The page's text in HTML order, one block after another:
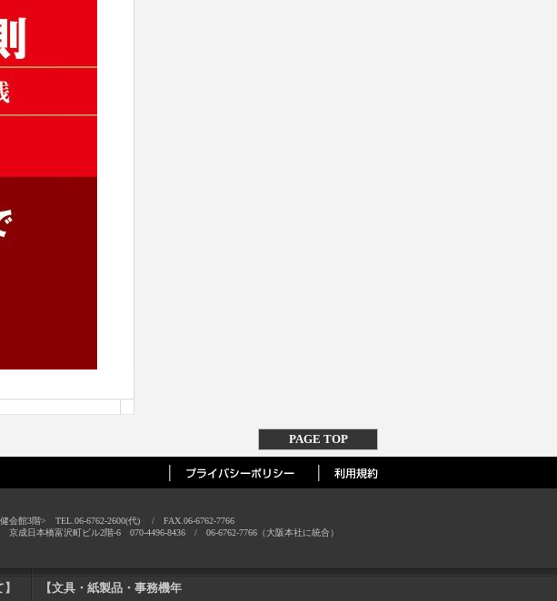
PAGE TOP
健会館3階> TEL.06-6762-2600(代) / FAX.06-6762-7766
京成日本橋富沢町ビル2階-6 070-4496-8436 / 06-6762-7766（大阪本社に統合）
【文具・紙製品・事務機年